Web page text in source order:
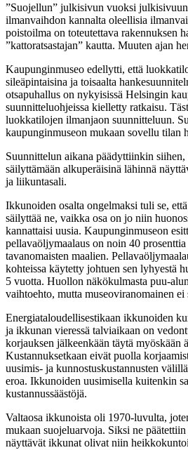
”Suojellun” julkisivun vuoksi
ilmanvaihdon kannalta oleellisia
poistoilma on toteutettava rakennuksen
”kattoratsastajan” kautta. Muuten ajan
Kaupunginmuseo edellytti, että
sileäpintaisina ja toisaalta
otsapuhallus on nykyisissä Helsingin
suunnitteluohjeissa kielletty ratkaisu.
luokkatilojen ilmanjaon suunnitteluun.
kaupunginmuseon mukaan sovellu tilan
Suunnittelun aikana päädyttiinkin siihen,
säilyttämään alkuperäisinä lähinnä
ja liikuntasali.
Ikkunoiden osalta ongelmaksi tuli se,
säilyttää ne, vaikka osa on jo niin
kannattaisi uusia. Kaupunginmuseon
pellavaöljymaalaus on noin 40
tavanomaisten maalien.
kohteissa käytetty johtuen sen lyhyestä
5 vuotta. Huollon näkökulmasta puu-
vaihtoehto, mutta museoviranomainen ei
Energiataloudellisestikaan ikkunoiden
ja ikkunan vieressä talviaikaan on
korjauksen jälkeenkään täytä myöskään
Kustannuksetkaan eivät puolla
uusimis- ja kunnostuskustannusten
eroa. Ikkunoiden uusimisella kuitenkin
kustannussäästöjä.
Valtaosa ikkunoista oli 1970-luvulta,
mukaan suojeluarvoja. Siksi ne
näyttävät ikkunat olivat niin